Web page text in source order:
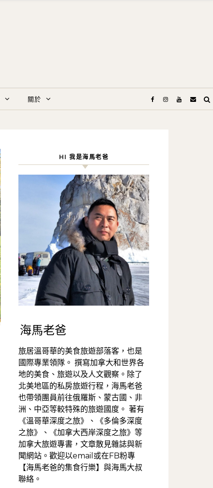
關於
HI 我是海馬老爸
海馬老爸
旅居溫哥華的美食旅遊部落客，也是
國際專業領隊。 撰寫加拿大和世界各
地的美食、旅遊以及人文觀察。除了
北美地區的私房旅遊行程，海馬老爸
也帶領團員前往俄羅斯、蒙古國、非
洲、中亞等較特殊的旅遊國度。 著有
《溫哥華深度之旅》、《多倫多深度
之旅》、《加拿大西岸深度之旅》等
加拿大旅遊專書，文章散見雜誌與新
聞網站。歡迎以email或在FB粉專
【海馬老爸的集食行樂】與海馬大叔
聯絡。